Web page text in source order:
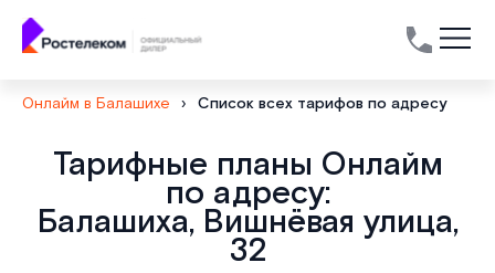
Онлайм в Балашихе › Список всех тарифов по адресу
Тарифные планы Онлайм
по адресу:
Балашиха, Вишнёвая улица,
32